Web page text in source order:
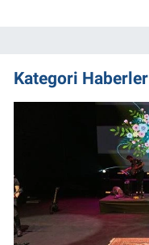
Kategori Haberler